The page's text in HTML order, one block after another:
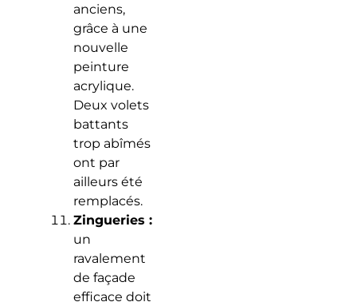
anciens,
grâce à une
nouvelle
peinture
acrylique.
Deux volets
battants
trop abîmés
ont par
ailleurs été
remplacés.
Zingueries :
un
ravalement
de façade
efficace doit